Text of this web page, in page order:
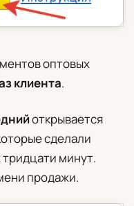
оптовых
клиента.
открывается
сделали
минут.
продажи.